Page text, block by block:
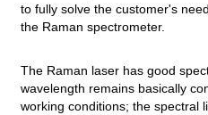
to fully solve the customer's
the Raman spectrometer.
The Raman laser has good
wavelength remains basically
working conditions; the spectral